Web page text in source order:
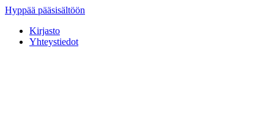
Hyppää pääsisältöön
Kirjasto
Yhteystiedot